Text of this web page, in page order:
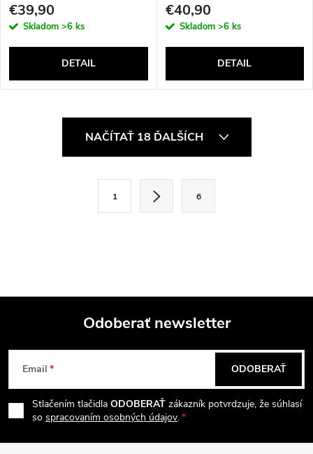
€39,90
Skladom >6 ks
DETAIL
€40,90
Skladom >6 ks
DETAIL
c
e
p
r
v
NAČÍTAŤ 18 ĎALŠÍCH
a
i
e
1 6
Z
á
p
Odoberať newsletter
Email
Stlačením tlačidla ODOBERAŤ zákazník potvrdzuje, že súhlasí
so spracovaním osobných údajov.
ODOBERAŤ